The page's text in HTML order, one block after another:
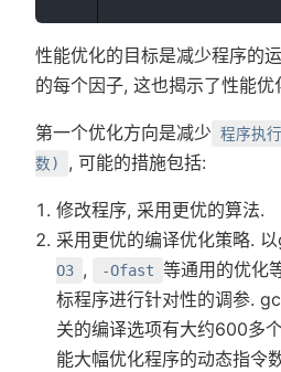
性能优化的目标是减少程序的
的每个因子, 这也揭示了性能优
第一个优化方向是减少 程序执
数)
, 可能的措施包括:
修改程序, 采用更优的算法.
采用更优的编译优化策略.
O3 , -Ofast 等通用的优化
标程序进行针对性的调参.
关的编译选项有大约600多
能大幅优化程序的动态指令